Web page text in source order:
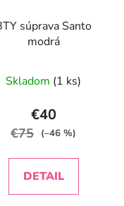
súprava Santo
modrá
Skladom (1 ks)
€40
€75 (–46 %)
DETAIL